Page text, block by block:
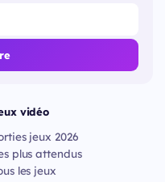
vidéo
jeux 2026
plus attendus
les jeux